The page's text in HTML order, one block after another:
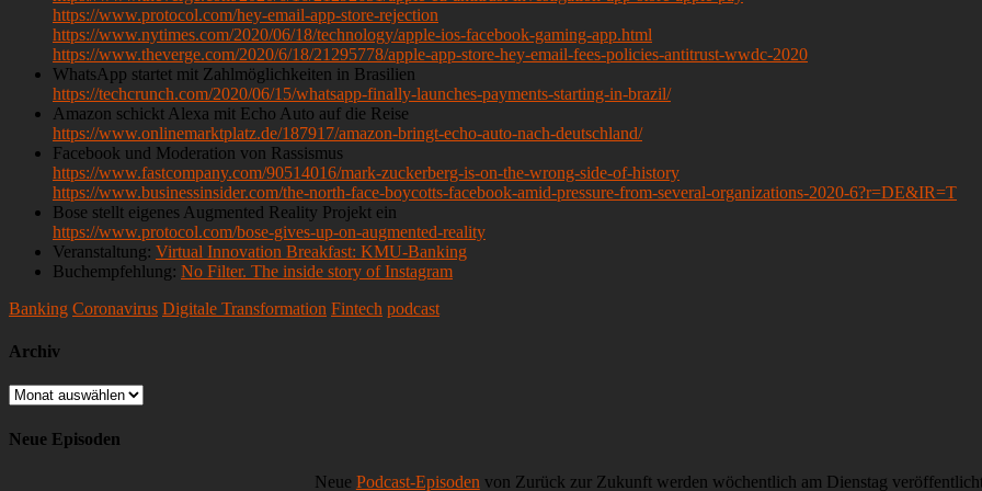
https://www.protocol.com/hey-email-app-store-rejection
https://www.nytimes.com/2020/06/18/technology/apple-ios-facebook-gaming-app.html
https://www.theverge.com/2020/6/18/21295778/apple-app-store-hey-email-fees-policies-antitrust-wwdc-2020
WhatsApp startet mit Zahlmöglichkeiten in Brasilien
https://techcrunch.com/2020/06/15/whatsapp-finally-launches-payments-starting-in-brazil/
Amazon schickt Alexa mit Echo Auto auf die Reise
https://www.onlinemarktplatz.de/187917/amazon-bringt-echo-auto-nach-deutschland/
Facebook und Moderation von Rassismus
https://www.fastcompany.com/90514016/mark-zuckerberg-is-on-the-wrong-side-of-history
https://www.businessinsider.com/the-north-face-boycotts-facebook-amid-pressure-from-several-organizations-2020-6?r=DE&IR=T
Bose stellt eigenes Augmented Reality Projekt ein
https://www.protocol.com/bose-gives-up-on-augmented-reality
Veranstaltung: Virtual Innovation Breakfast: KMU-Banking
Buchempfehlung: No Filter. The inside story of Instagram
Banking Coronavirus Digitale Transformation Fintech podcast
Archiv
Archiv
Neue Episoden
Neue Podcast-Episoden von Zurück zur Zukunft werden wöchentlich am Dienstag